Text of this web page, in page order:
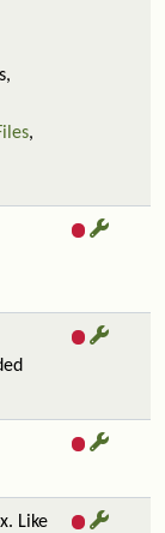
,
Like